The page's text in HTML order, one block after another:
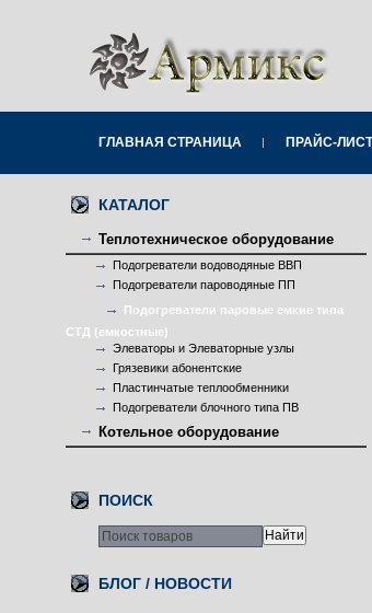
ГЛАВНАЯ СТРАНИЦА ПРАЙС-ЛИСТ
КАТАЛОГ
Теплотехническое оборудование
Подогреватели водоводяные ВВП
Подогреватели пароводяные ПП
Подогреватели паровые емкие типа
СТД (емкостные)
Элеваторы и Элеваторные узлы
Грязевики абонентские
Пластинчатые теплообменники
Подогреватели блочного типа ПВ
Котельное оборудование
ПОИСК
БЛОГ / НОВОСТИ